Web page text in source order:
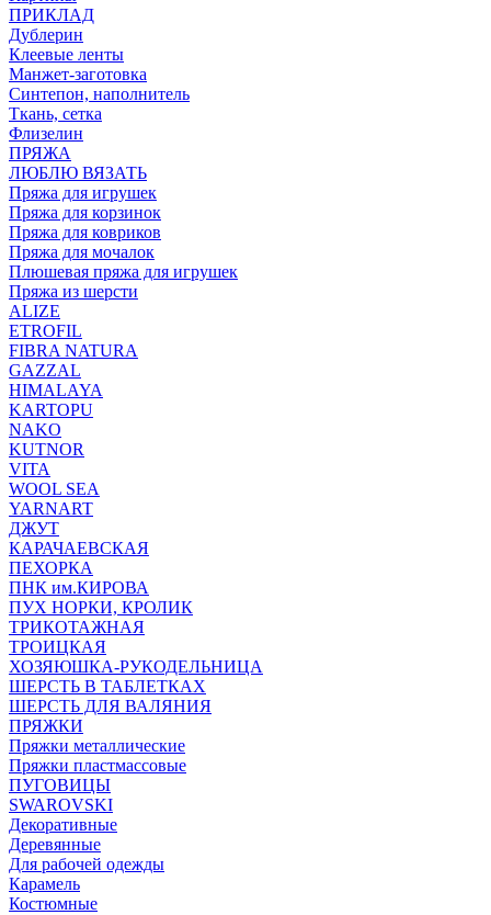
ПРИКЛАД
Дублерин
Клеевые ленты
Манжет-заготовка
Синтепон, наполнитель
Ткань, сетка
Флизелин
ПРЯЖА
ЛЮБЛЮ ВЯЗАТЬ
Пряжа для игрушек
Пряжа для корзинок
Пряжа для ковриков
Пряжа для мочалок
Плюшевая пряжа для игрушек
Пряжа из шерсти
ALIZE
ETROFIL
FIBRA NATURA
GAZZAL
HIMALAYA
KARTOPU
NAKO
KUTNOR
VITA
WOOL SEA
YARNART
ДЖУТ
КАРАЧАЕВСКАЯ
ПЕХОРКА
ПНК им.КИРОВА
ПУХ НОРКИ, КРОЛИК
ТРИКОТАЖНАЯ
ТРОИЦКАЯ
ХОЗЯЮШКА-РУКОДЕЛЬНИЦА
ШЕРСТЬ В ТАБЛЕТКАХ
ШЕРСТЬ ДЛЯ ВАЛЯНИЯ
ПРЯЖКИ
Пряжки металлические
Пряжки пластмассовые
ПУГОВИЦЫ
SWAROVSKI
Декоративные
Деревянные
Для рабочей одежды
Карамель
Костюмные